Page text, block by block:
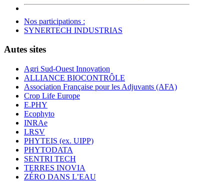
Nos participations :
SYNERTECH INDUSTRIAS
Autes sites
Agri Sud-Ouest Innovation
ALLIANCE BIOCONTRÔLE
Association Française pour les Adjuvants (AFA)
Crop Life Europe
E.PHY
Ecophyto
INRAe
LRSV
PHYTEIS (ex. UIPP)
PHYTODATA
SENTRI TECH
TERRES INOVIA
ZÉRO DANS L’EAU